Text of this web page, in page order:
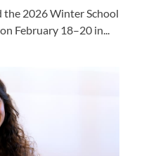
2026 Winter School
February 18–20 in...